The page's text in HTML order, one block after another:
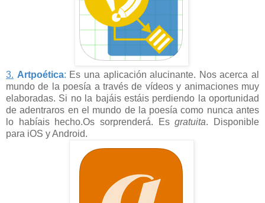
3. Artpoética: Es una aplicación alucinante. Nos acerca al
mundo de la poesía a través de vídeos y animaciones muy
elaboradas. Si no la bajáis estáis perdiendo la oportunidad
de adentraros en el mundo de la poesía como nunca antes
lo habíais hecho.Os sorprenderá. Esgratuita. Disponible
para iOS y Android.